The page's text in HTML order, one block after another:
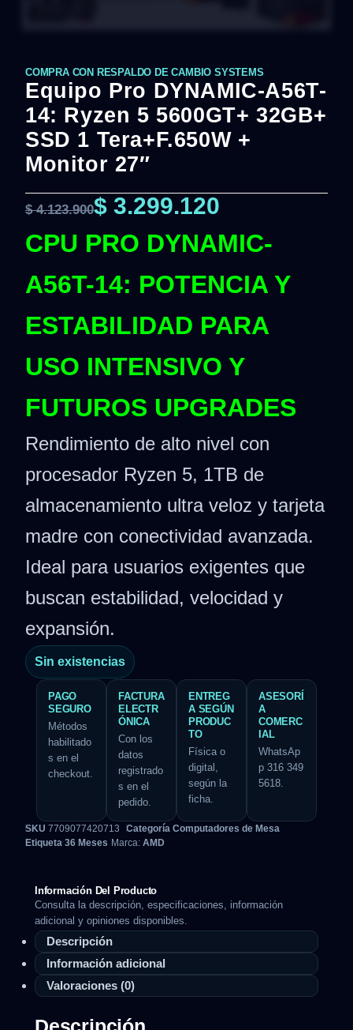
COMPRA CON RESPALDO DE CAMBIO SYSTEMS
Equipo Pro DYNAMIC-A56T-
14: Ryzen 5 5600GT+ 32GB+
SSD 1 Tera+F.650W +
Monitor 27″
$4.123.900$ 3.299.120
CPU PRO DYNAMIC-
A56T-14: POTENCIA Y
ESTABILIDAD PARA
USO INTENSIVO Y
FUTUROS UPGRADES
Rendimiento de alto nivel con
procesador Ryzen 5, 1TB de
almacenamiento ultra veloz y tarjeta
madre con conectividad avanzada.
Ideal para usuarios exigentes que
buscan estabilidad, velocidad y
expansión.
Sin existencias
PAGO
SEGURO
Métodos
habilitado
s en el
checkout.
FACTURA
ELECTR
ÓNICA
Con los
datos
registrado
s en el
pedido.
ENTREG
A SEGÚN
PRODUC
TO
Física o
digital,
según la
ficha.
ASESORÍ
A
COMERC
IAL
WhatsAp
p 316 349
5618.
SKU 7709077420713 Categoría Computadores de Mesa
Etiqueta 36 Meses Marca: AMD
Información Del Producto
Consulta la descripción, especificaciones, información
adicional y opiniones disponibles.
Descripción
Información adicional
Valoraciones (0)